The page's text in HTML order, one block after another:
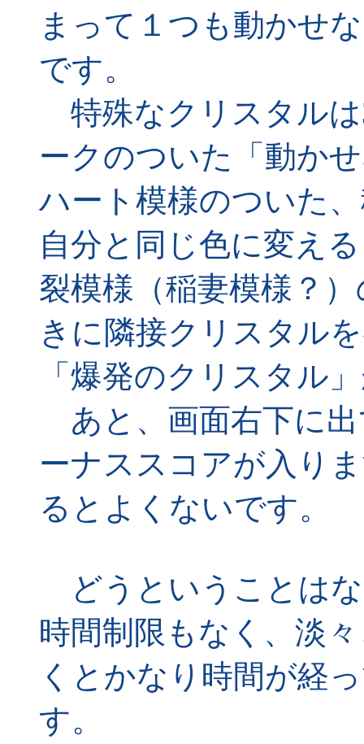
まって１つも動かせ
です。
特殊なクリスタル
ークのついた「動か
ハート模様のついた
自分と同じ色に変え
裂模様（稲妻模様？
きに隣接クリスタル
「爆発のクリスタル
あと、画面右下に
ーナススコアが入り
るとよくないです。
どうということは
時間制限もなく、淡
くとかなり時間が経
す。